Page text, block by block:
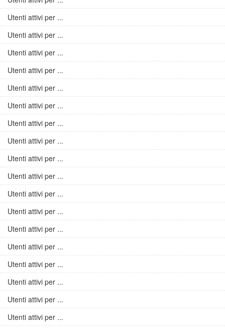
Utenti attivi per ...
Utenti attivi per ...
Utenti attivi per ...
Utenti attivi per ...
Utenti attivi per ...
Utenti attivi per ...
Utenti attivi per ...
Utenti attivi per ...
Utenti attivi per ...
Utenti attivi per ...
Utenti attivi per ...
Utenti attivi per ...
Utenti attivi per ...
Utenti attivi per ...
Utenti attivi per ...
Utenti attivi per ...
Utenti attivi per ...
Utenti attivi per ...